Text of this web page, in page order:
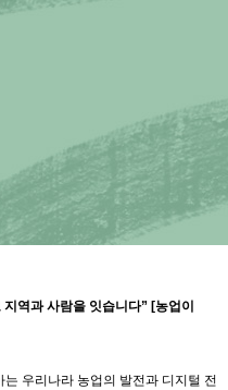
역과 사람을 잇습니다” [농업이
우리나라 농업의 발전과 디지털 전